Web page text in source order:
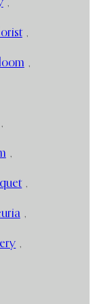
,
,
,
,
,
,
,
,